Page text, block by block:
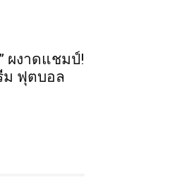
ผงาดแชมป์!
ม ฟุตบอล